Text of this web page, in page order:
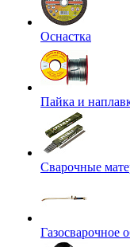
Оснастка
Пайка и
Сварочные
Газосварочное